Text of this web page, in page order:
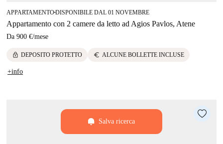
APPARTAMENTO■DISPONIBILE DAL 01 NOVEMBRE
Appartamento con 2 camere da letto ad Agios Pavlos, Atene
Da 900 €/mese
lock DEPOSITO PROTETTO euro ALCUNE BOLLETTE INCLUSE
+info
Salva ricerca